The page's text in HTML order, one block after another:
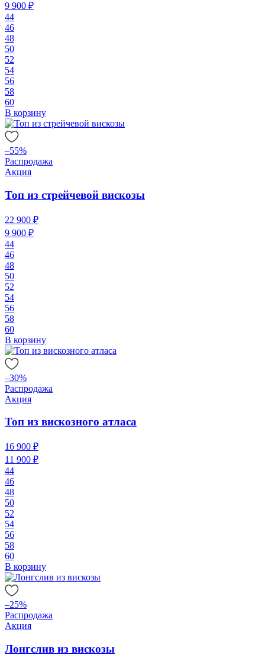
9 900 ₽
44
46
48
50
52
54
56
58
60
В корзину
–55%
Распродажа
Акция
Топ из стрейчевой вискозы
22 900 ₽
9 900 ₽
44
46
48
50
52
54
56
58
60
В корзину
–30%
Распродажа
Акция
Топ из вискозного атласа
16 900 ₽
11 900 ₽
44
46
48
50
52
54
56
58
60
В корзину
–25%
Распродажа
Акция
Лонгслив из вискозы